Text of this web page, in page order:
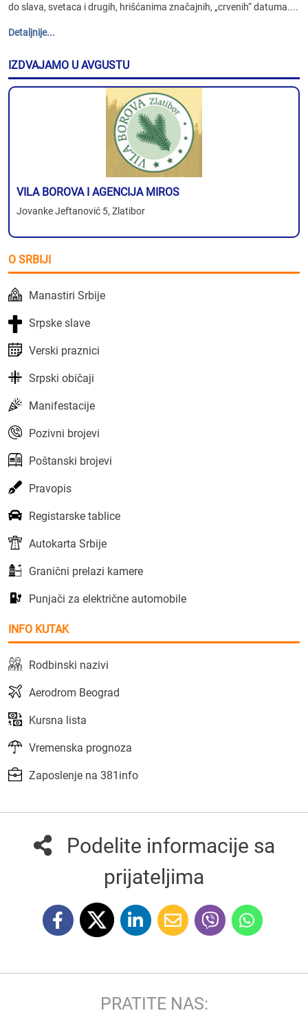
do slava, svetaca i drugih, hrišćanima značajnih, „crvenih“ datuma....
Detaljnije...
IZDVAJAMO U AVGUSTU
VILA BOROVA I AGENCIJA MIROS
Jovanke Jeftanović 5, Zlatibor
O SRBIJI
Manastiri Srbije
Srpske slave
Verski praznici
Srpski običaji
Manifestacije
Pozivni brojevi
Poštanski brojevi
Pravopis
Registarske tablice
Autokarta Srbije
Granični prelazi kamere
Punjači za električne automobile
INFO KUTAK
Rodbinski nazivi
Aerodrom Beograd
Kursna lista
Vremenska prognoza
Zaposlenje na 381info
Podelite informacije sa
prijateljima
PRATITE NAS: